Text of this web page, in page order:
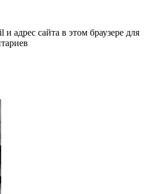
адрес сайта в этом браузере для